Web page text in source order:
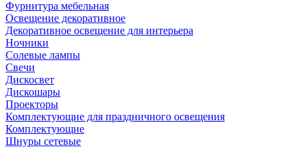
Фурнитура мебельная
Освещение декоративное
Декоративное освещение для интерьера
Ночники
Солевые лампы
Свечи
Дискосвет
Дискошары
Проекторы
Комплектующие для праздничного освещения
Комплектующие
Шнуры сетевые